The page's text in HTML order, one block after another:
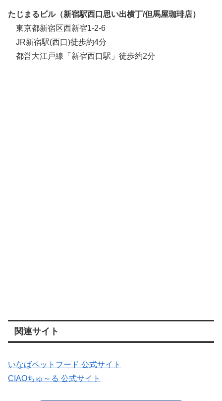
たじまるビル（新宿駅西口思い出横丁/但馬屋珈琲店）
東京都新宿区西新宿1-2-6
JR新宿駅(西口)徒歩約4分
都営大江戸線「新宿西口駅」徒歩約2分
関連サイト
いなばペットフード 公式サイト
CIAOちゅ～る 公式サイト